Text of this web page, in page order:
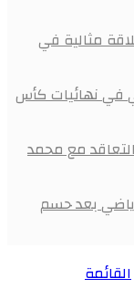
مثالية في
في نهائيات كأس
مع محمد
بعد حسم
القائمة